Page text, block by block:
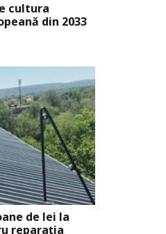
cultura
din 2033
de lei la
reparația